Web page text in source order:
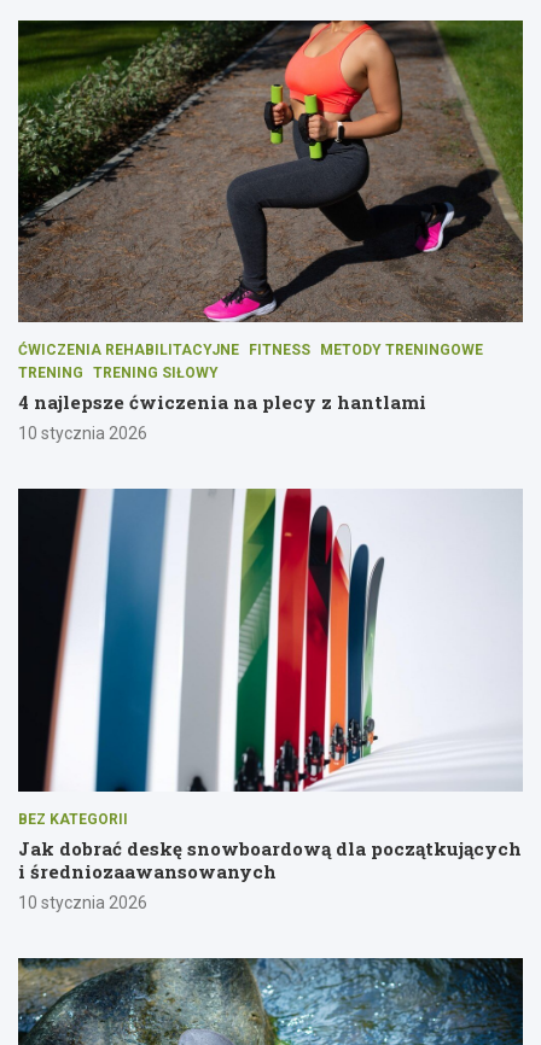
ĆWICZENIA REHABILITACYJNE FITNESS
METODY TRENINGOWE
TRENING
TRENING SIŁOWY
4 najlepsze ćwiczenia na plecy z hantlami
10 stycznia 2026
BEZ KATEGORII
Jak dobrać deskę snowboardową dla początkujących
i średniozaawansowanych
10 stycznia 2026